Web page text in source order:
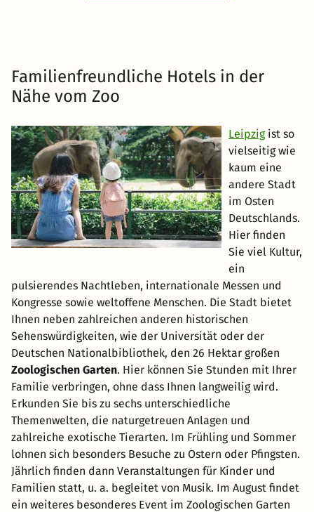
Familienfreundliche Hotels in der
Nähe vom Zoo
Leipzigist so
vielseitig wie
kaum eine
andere Stadt
im Osten
Deutschlands.
Hier finden
Sie viel Kultur,
ein
pulsierendes Nachtleben, internationale Messen und
Kongresse sowie weltoffene Menschen. Die Stadt bietet
Ihnen neben zahlreichen anderen historischen
Sehenswürdigkeiten, wie der Universität oder der
Deutschen Nationalbibliothek, den 26 Hektar großen
Zoologischen Garten. Hier können Sie Stunden mit Ihrer
Familie verbringen, ohne dass Ihnen langweilig wird.
Erkunden Sie bis zu sechs unterschiedliche
Themenwelten, die naturgetreuen Anlagen und
zahlreiche exotische Tierarten. Im Frühling und Sommer
lohnen sich besonders Besuche zu Ostern oder Pfingsten.
Jährlich finden dann Veranstaltungen für Kinder und
Familien statt, u. a. begleitet von Musik. Im August findet
ein weiteres besonderes Event im Zoologischen Garten